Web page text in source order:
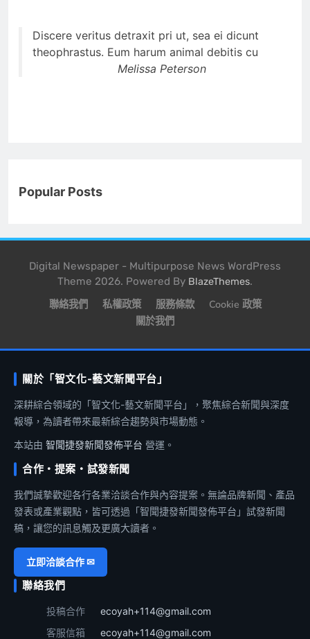
Discere veritus detraxit pri ut, sea ei dicunt
theophrastus. Eum harum animal debitis cu
Melissa Peterson
Popular Posts
Digital Newspaper - Multipurpose News WordPress
Theme 2026. Powered By BlazeThemes.
聯絡我們 私權政策 服務條款
Cookie 政策
關於我們
關於「智文化-藝文新聞平台」
深耕綜合領域的「智文化-藝文新聞平台」，聚焦綜合新聞與深度
報導，為讀者帶來最新綜合趨勢與市場動態。
本站由 智聞捷發新聞發佈平台 營運。
合作・提案・試發新聞
我們誠摯歡迎各行各業洽談合作與內容提案。無論品牌新聞、產品
發表或產業觀點，皆可透過「智聞捷發新聞發佈平台」試發新聞
稿，讓您的訊息觸及更廣大讀者。
立即洽談合作 ✉
聯絡我們
投稿合作
ecoyah+114@gmail.com
客服信箱
ecoyah+114@gmail.com